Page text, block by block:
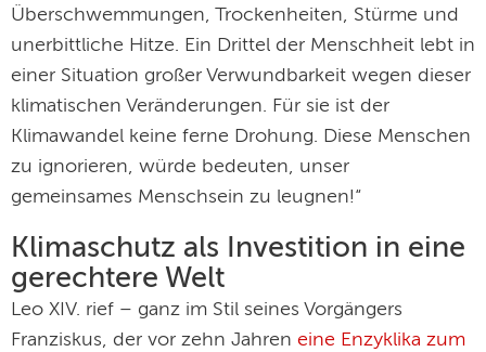
Überschwemmungen, Trockenheiten, Stürme und
unerbittliche Hitze. Ein Drittel der Menschheit lebt in
einer Situation großer Verwundbarkeit wegen dieser
klimatischen Veränderungen. Für sie ist der
Klimawandel keine ferne Drohung. Diese Menschen
zu ignorieren, würde bedeuten, unser
gemeinsames Menschsein zu leugnen!“
Klimaschutz als Investition in eine
gerechtere Welt
Leo XIV. rief – ganz im Stil seines Vorgängers
Franziskus, der vor zehn Jahren eine Enzyklika zum